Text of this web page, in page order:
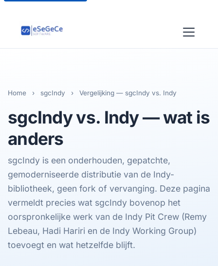
Home › sgcIndy › Vergelijking — sgcIndy vs. Indy
sgcIndyvs. Indy — wat is
anders
sgcIndy is een onderhouden, gepatchte,
gemoderniseerde distributie van de Indy-
bibliotheek, geen fork of vervanging. Deze pagina
vermeldt precies wat sgcIndy bovenop het
oorspronkelijke werk van de Indy Pit Crew (Remy
Lebeau, Hadi Hariri en de Indy Working Group)
toevoegt en wat hetzelfde blijft.